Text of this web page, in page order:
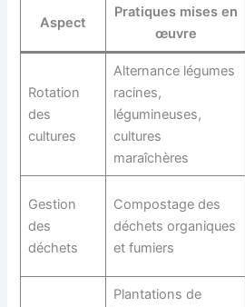
Aspect
Pratiques mises en
œuvre
Rotation
des
cultures
Alternance légumes
racines,
légumineuses,
cultures
maraîchères
Gestion
des
déchets
Compostage des
déchets organiques
et fumiers
Plantations de